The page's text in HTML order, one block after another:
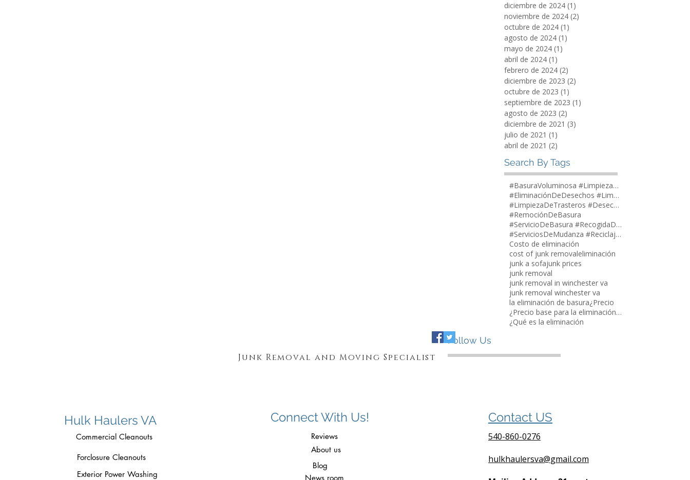
diciembre de 2024 (1)
noviembre de 2024 (2)
octubre de 2024 (1)
agosto de 2024 (1)
mayo de 2024 (1)
abril de 2024 (1)
febrero de 2024 (2)
diciembre de 2023 (2)
octubre de 2023 (1)
septiembre de 2023 (1)
agosto de 2023 (2)
diciembre de 2021 (3)
julio de 2021 (1)
abril de 2021 (2)
Search By Tags
#BasuraVoluminosa #LimpiezaDeGarajes
#EliminaciónDeDesechos #LimpiezaDeCasas
#LimpiezaDeTrasteros #DesechosDomésticos
#RemociónDeBasura
#ServicioDeBasura #RecogidaDeMuebles
#ServiciosDeMudanza #ReciclajeYDonaciones
Costo de eliminación
cost of junk removaleliminación
junk a sofajunk prices
junk removal
junk removal in winchester va
junk removal winchester va
la eliminación de basura¿Precio
¿Precio base para la eliminación de basura?
¿Qué es la eliminación
Follow Us
Junk Removal and Moving Specialist
Hulk Haulers VA Connect With Us! Contact US
Commercial Cleanouts
Forclosure Cleanouts
Exterior Power Washing
Reviews
About us
Blog
News room
540-860-0276
hulkhaulersva@gmail.com